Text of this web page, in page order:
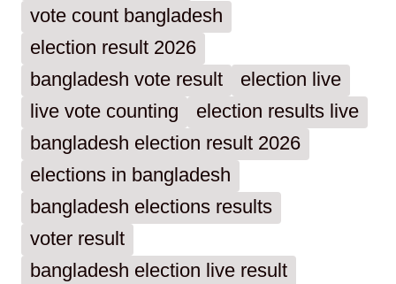
vote count bangladesh
election result 2026
bangladesh vote result
election live
live vote counting
election results live
bangladesh election result 2026
elections in bangladesh
bangladesh elections results
voter result
bangladesh election live result